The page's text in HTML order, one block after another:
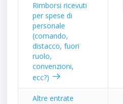
Rimborsi ricevuti
per spese di
personale
(comando,
distacco, fuori
ruolo,
convenzioni,
ecc?)
Altre entrate